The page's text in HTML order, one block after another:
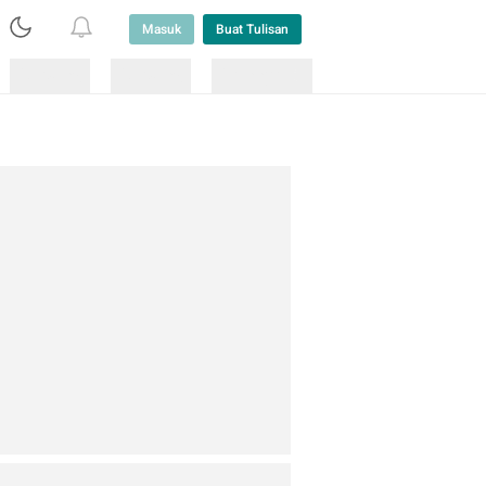
Masuk Buat Tulisan